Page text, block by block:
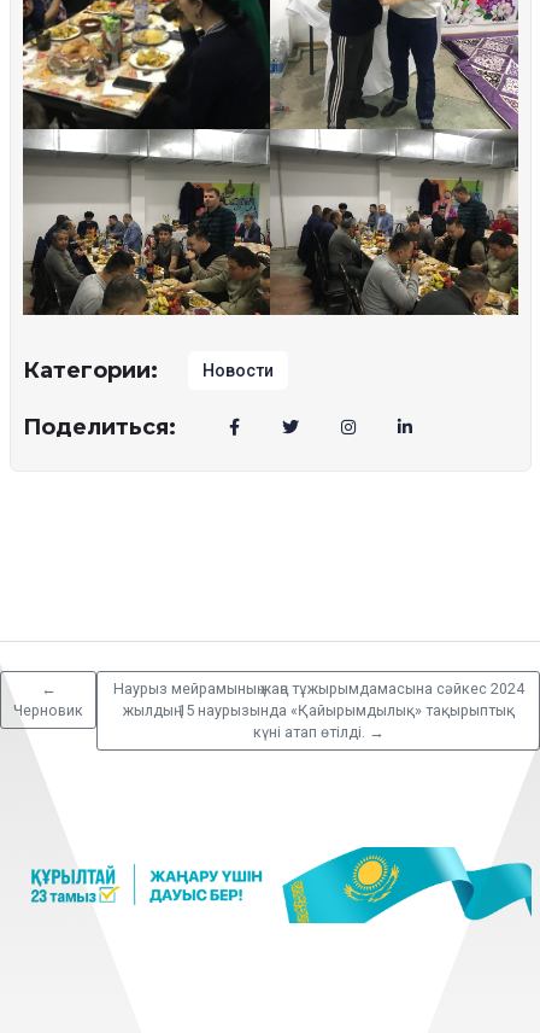
Категории: Новости
Поделиться:
←
Черновик
Наурыз мейрамының жаңа тұжырымдамасына сәйкес 2024
жылдың 15 наурызында «Қайырымдылық» тақырыптық
күні атап өтілді. →